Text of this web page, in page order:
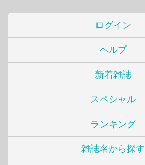
ログイン
ヘルプ
新着雑誌
スペシャル
ランキング
雑誌名から探す